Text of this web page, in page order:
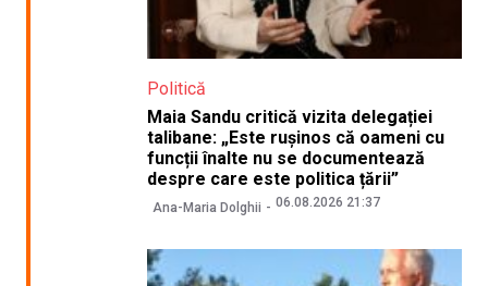
Politică
Maia Sandu critică vizita delegației
talibane: „Este rușinos că oameni cu
funcții înalte nu se documentează
despre care este politica țării”
Ana-Maria Dolghii 06.08.2026 21:37